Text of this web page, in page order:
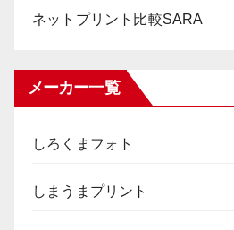
ネットプリント比較SARA
メーカー一覧
しろくまフォト
しまうまプリント